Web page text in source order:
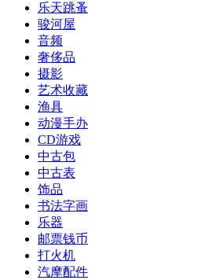
乐天跳蚤
骏河屋
音频
奢侈品
摄影
艺术收藏
渔具
动漫手办
CD游戏
中古包
中古表
饰品
书法字画
乐器
邮票钱币
打火机
汽摩配件